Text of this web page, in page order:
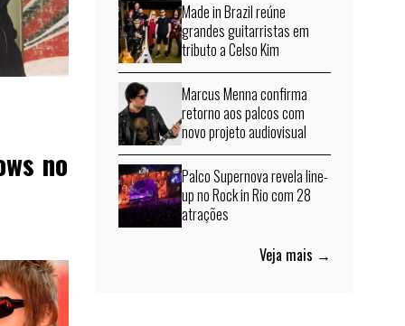
no
Made in Brazil reúne
grandes guitarristas em
tributo a Celso Kim
Marcus Menna confirma
retorno aos palcos com
novo projeto audiovisual
Palco Supernova revela line-
up no Rock in Rio com 28
atrações
Veja mais →